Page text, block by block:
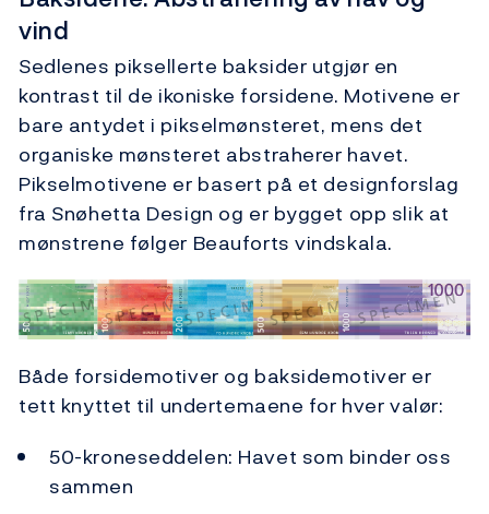
vind
Sedlenes piksellerte baksider utgjør en
kontrast til de ikoniske forsidene. Motivene er
bare antydet i pikselmønsteret, mens det
organiske mønsteret abstraherer havet.
Pikselmotivene er basert på et designforslag
fra Snøhetta Design og er bygget opp slik at
mønstrene følger Beauforts vindskala.
Både forsidemotiver og baksidemotiver er
tett knyttet til undertemaene for hver valør:
50-kroneseddelen: Havet som binder oss
sammen